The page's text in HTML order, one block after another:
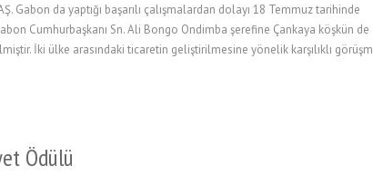
Gabon da yaptığı başarılı çalışmalardan dolayı 18 Temmuz tarihinde
Cumhurbaşkanı Sn. Ali Bongo Ondimba şerefine Çankaya köşkün de
İki ülke arasındaki ticaretin geliştirilmesine yönelik karşılıklı
Ödülü